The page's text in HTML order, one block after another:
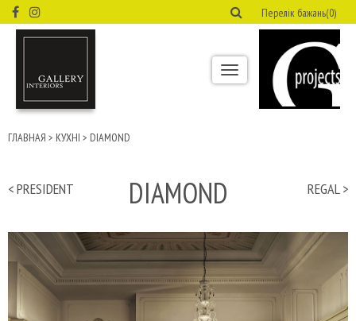
Перелік бажань(0)
Toggle
navigation
ГЛАВНАЯ > КУХНІ > DIAMOND
DIAMOND
< PRESIDENT REGAL >